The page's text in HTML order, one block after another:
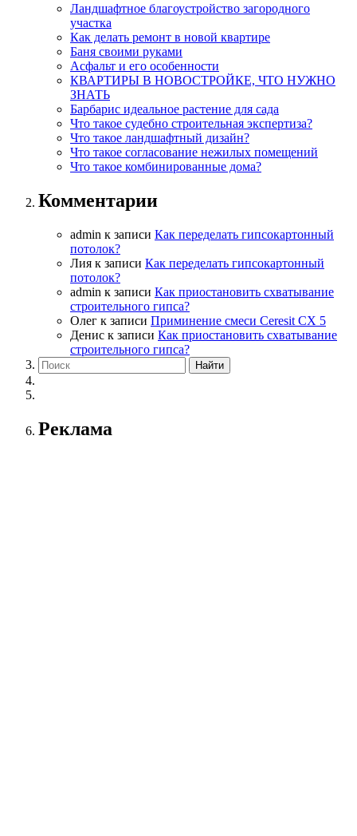
Ландшафтное благоустройство загородного
участка
Как делать ремонт в новой квартире
Баня своими руками
Асфальт и его особенности
КВАРТИРЫ В НОВОСТРОЙКЕ, ЧТО НУЖНО
ЗНАТЬ
Барбарис идеальное растение для сада
Что такое судебно строительная экспертиза?
Что такое ландшафтный дизайн?
Что такое согласование нежилых помещений
Что такое комбинированные дома?
Комментарии
admin к записи Как переделать гипсокартонный
потолок?
Лия к записи Как переделать гипсокартонный
потолок?
admin к записи Как приостановить схватывание
строительного гипса?
Олег к записи Приминение смеси Ceresit СХ 5
Денис к записи Как приостановить схватывание
строительного гипса?
Реклама